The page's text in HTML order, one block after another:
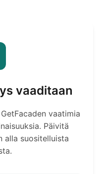
vaaditaan
vaatimia
Päivitä
alla suositelluista